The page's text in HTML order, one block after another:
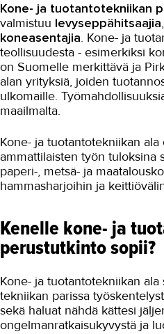
Kone- ja tuotantotekniikan
valmistuu levyseppähitsaajia,
koneasentajia. Kone- ja
teollisuudesta - esimerkiksi
on Suomelle merkittävä ja
alan yrityksiä, joiden
ulkomaille.
maailmalta.
Kone- ja tuotantotekniikan
ammattilaisten työn tuloksina
paperi-, metsä- ja
hammasharjoihin ja
Kenelle kone- ja
perustutkinto sopii?
Kone- ja tuotantotekniikan
tekniikan parissa
sekä haluat nähdä kättesi
ongelmanratkaisukyvystä ja